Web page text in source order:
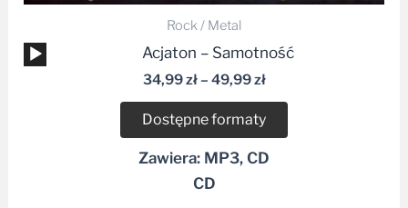
Rock / Metal
Odtwarzacz
plików
dźwiękowych
Acjaton – Samotność
34,99zł– 49,99zł
Dostępne formaty
Zawiera: MP3, CD
CD